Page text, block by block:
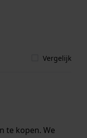
Vergelijk
te kopen. We